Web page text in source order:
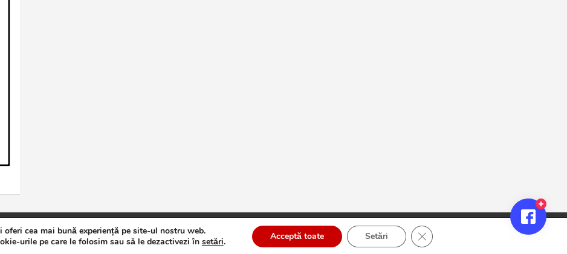
Theme by:Theme Horse Proudly Powered by: WordPress
cea mai bună experiență pe site-ul nostru web.
urile pe care le folosim sau să le dezactivezi în setări. Acceptă toate Setări Close GDPR Cookie Banner